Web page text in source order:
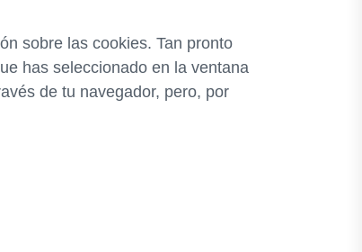
sobre las cookies. Tan pronto
has seleccionado en la ventana
de tu navegador, pero, por